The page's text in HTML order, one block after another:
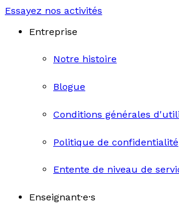
Essayez nos activités
Entreprise
Notre histoire
Blogue
Conditions générales
Politique de confidentialité
Entente de niveau de
Enseignant·e·s